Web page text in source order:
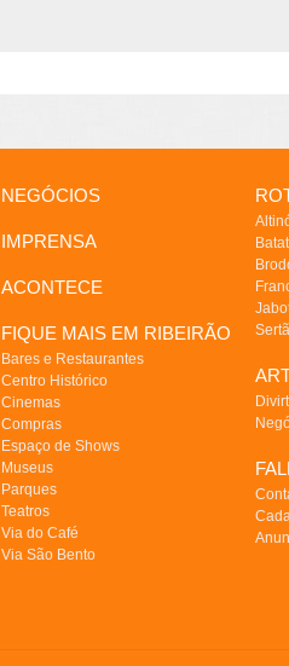
NEGÓCIOS
IMPRENSA
ACONTECE
FIQUE MAIS EM RIBEIRÃO
Bares e Restaurantes
Centro Histórico
Cinemas
Compras
Espaço de Shows
Museus
Parques
Teatros
Via do Café
Via São Bento